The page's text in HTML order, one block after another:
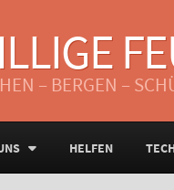
– BERGEN –
HELFEN